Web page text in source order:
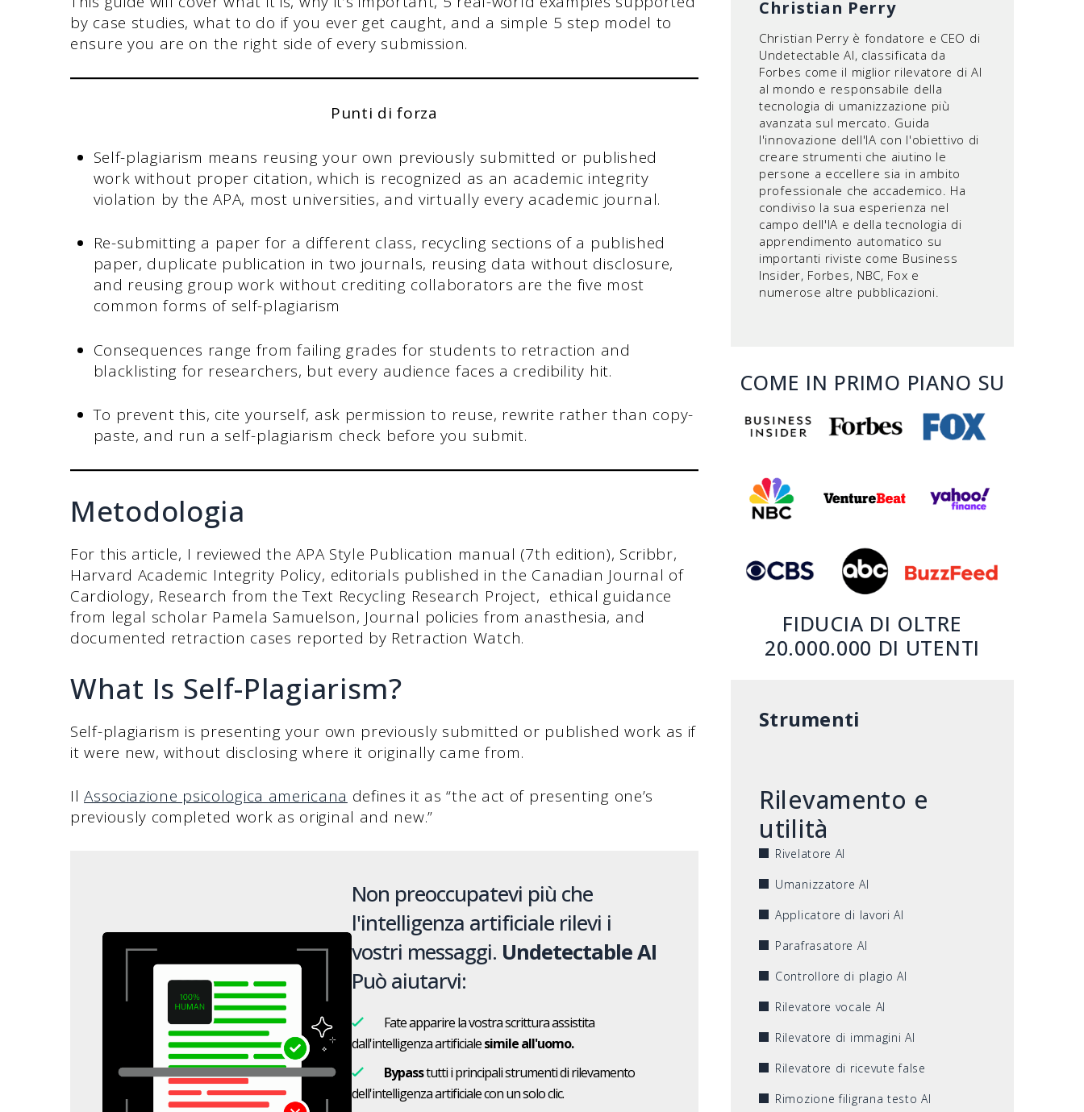
by case studies, what to do if you ever get caught, and a simple 5 step model to
ensure you are on the right side of every submission.
Punti di forza
Self-plagiarism means reusing your own previously submitted or published
work without proper citation, which is recognized as an academic integrity
violation by the APA, most universities, and virtually every academic journal.
Re-submitting a paper for a different class, recycling sections of a published
paper, duplicate publication in two journals, reusing data without disclosure,
and reusing group work without crediting collaborators are the five most
common forms of self-plagiarism
Consequences range from failing grades for students to retraction and
blacklisting for researchers, but every audience faces a credibility hit.
To prevent this, cite yourself, ask permission to reuse, rewrite rather than copy-
paste, and run a self-plagiarism check before you submit.
Metodologia
For this article, I reviewed the APA Style Publication manual (7th edition), Scribbr,
Harvard Academic Integrity Policy, editorials published in the Canadian Journal of
Cardiology, Research from the Text Recycling Research Project, ethical guidance
from legal scholar Pamela Samuelson, Journal policies from anasthesia, and
documented retraction cases reported by Retraction Watch.
What Is Self-Plagiarism?
Self-plagiarism is presenting your own previously submitted or published work as if
it were new, without disclosing where it originally came from.
IlAssociazione psicologica americana defines it as “the act of presenting one’s
previously completed work as original and new.”
Non preoccupatevi più che
l'intelligenza artificiale rilevi i
vostri messaggi. Undetectable AI
Può aiutarvi:
Fate apparire la vostra scrittura assistita
dall'intelligenza artificialesimile all'uomo.
Bypasstutti i principali strumenti di rilevamento
dell'intelligenza artificiale con un solo clic.
Christian Perry
Christian Perry è fondatore e CEO di
Undetectable AI, classificata da
Forbes come il miglior rilevatore di AI
al mondo e responsabile della
tecnologia di umanizzazione più
avanzata sul mercato. Guida
l'innovazione dell'IA con l'obiettivo di
creare strumenti che aiutino le
persone a eccellere sia in ambito
professionale che accademico. Ha
condiviso la sua esperienza nel
campo dell'IA e della tecnologia di
apprendimento automatico su
importanti riviste come Business
Insider, Forbes, NBC, Fox e
numerose altre pubblicazioni.
COME IN PRIMO PIANO SU
FIDUCIA DI OLTRE
20.000.000 DI UTENTI
Strumenti
Rilevamento e
utilità
Rivelatore AI
Umanizzatore AI
Applicatore di lavori AI
Parafrasatore AI
Controllore di plagio AI
Rilevatore vocale AI
Rilevatore di immagini AI
Rilevatore di ricevute false
Rimozione filigrana testo AI